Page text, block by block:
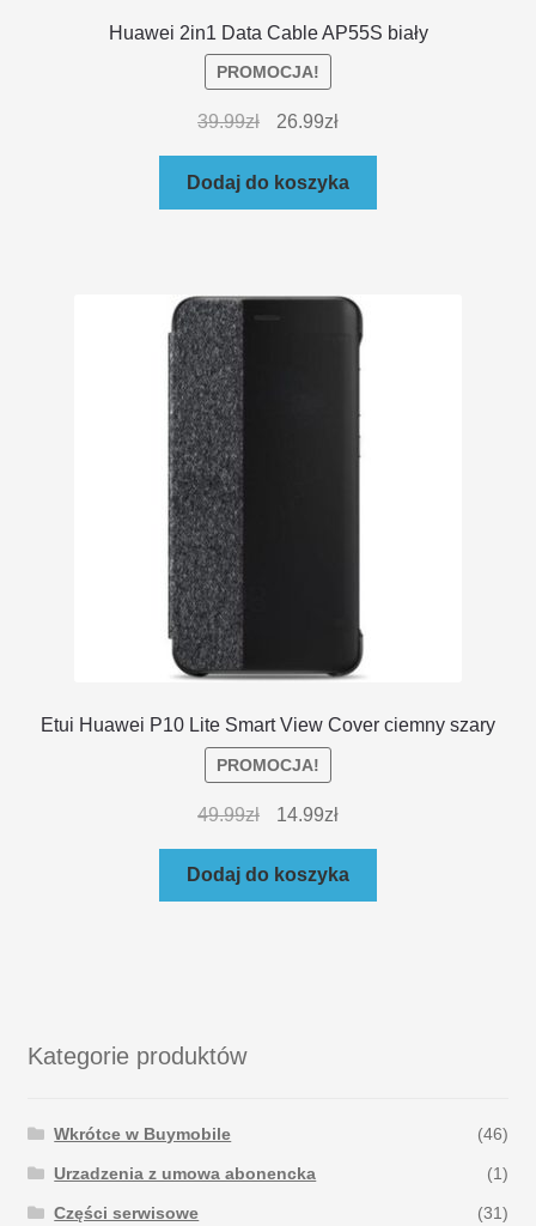
Huawei 2in1 Data Cable AP55S biały
PROMOCJA!
39.99zł 26.99zł
Dodaj do koszyka
Etui Huawei P10 Lite Smart View Cover ciemny szary
PROMOCJA!
49.99zł 14.99zł
Dodaj do koszyka
Kategorie produktów
Wkrótce w Buymobile (46)
Urzadzenia z umowa abonencka (1)
Części serwisowe (31)